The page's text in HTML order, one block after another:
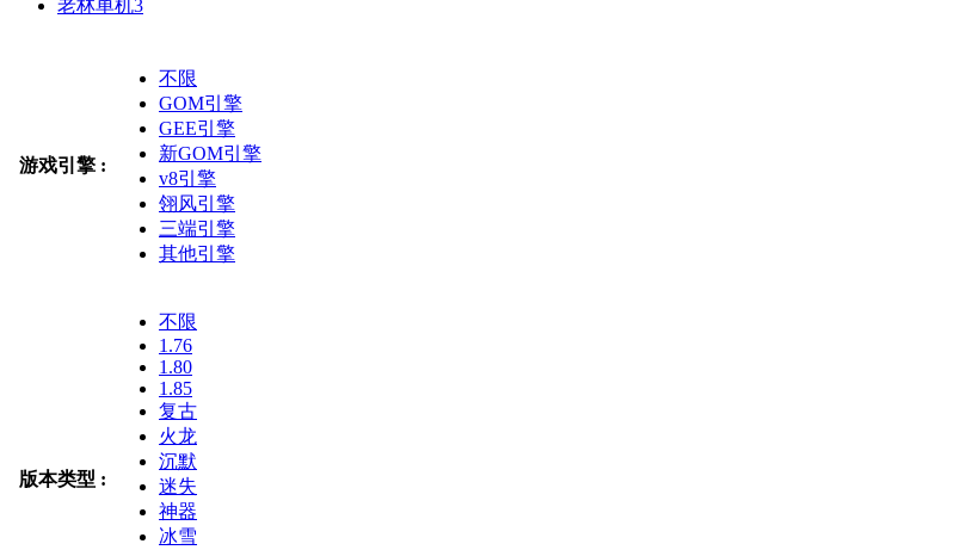
老林单机3
游戏引擎 :
不限
GOM引擎
GEE引擎
新GOM引擎
v8引擎
翎风引擎
三端引擎
其他引擎
版本类型 :
不限
1.76
1.80
1.85
复古
火龙
沉默
迷失
神器
冰雪